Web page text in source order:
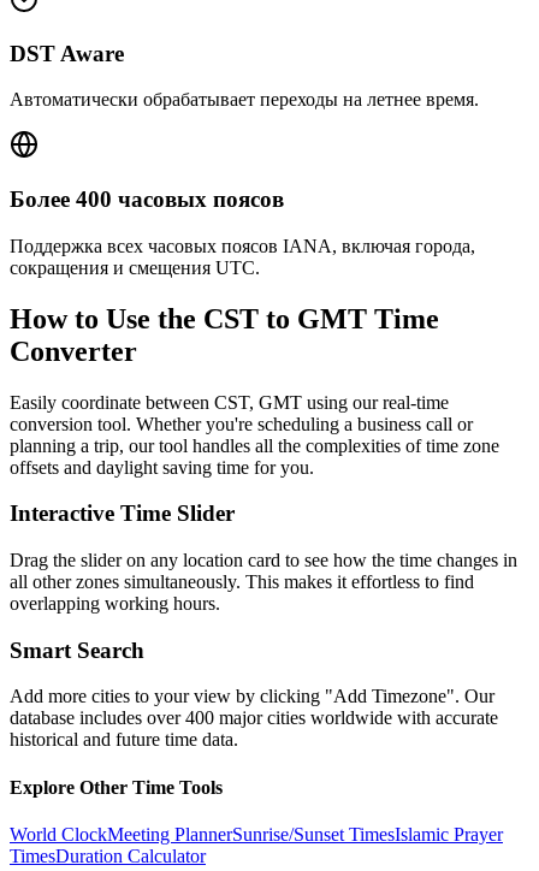
DST Aware
Автоматически обрабатывает переходы на летнее время.
Более 400 часовых поясов
Поддержка всех часовых поясов IANA, включая города,
сокращения и смещения UTC.
How to Use the CST to GMT Time
Converter
Easily coordinate between CST, GMT using our real-time
conversion tool. Whether you're scheduling a business call or
planning a trip, our tool handles all the complexities of time zone
offsets and daylight saving time for you.
Interactive Time Slider
Drag the slider on any location card to see how the time changes in
all other zones simultaneously. This makes it effortless to find
overlapping working hours.
Smart Search
Add more cities to your view by clicking "Add Timezone". Our
database includes over 400 major cities worldwide with accurate
historical and future time data.
Explore Other Time Tools
World ClockMeeting PlannerSunrise/Sunset TimesIslamic Prayer
TimesDuration Calculator